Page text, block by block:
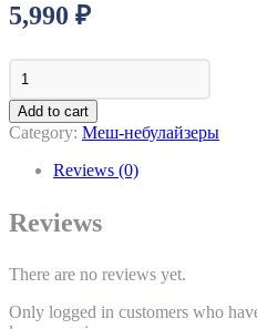
5,990 ₽
Меш-
небулайзер
ингалятор
Air
Add to cart
Category: Меш-небулайзеры
Reviews (0)
Reviews
There are no reviews yet.
Only logged in customers who